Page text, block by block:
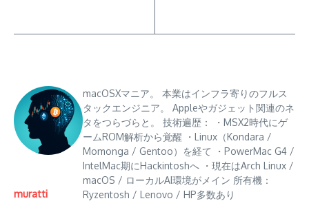
muratti
macOSXマニア。 本業はインフラ寄りのフルス
タックエンジニア。 Appleやガジェット関連のネ
タをつらづらと。 技術遍歴： ・MSX2時代にゲ
ームROM解析から覚醒 ・Linux（Kondara /
Momonga / Gentoo）を経て ・PowerMac G4 /
IntelMac期にHackintoshへ ・現在はArch Linux /
macOS / ローカルAI環境がメイン 所有機：
Ryzentosh / Lenovo / HP多数あり